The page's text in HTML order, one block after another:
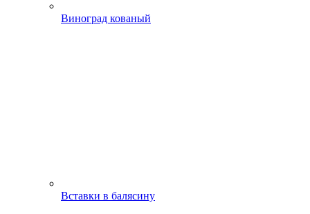
Виноград кованый
Вставки в балясину